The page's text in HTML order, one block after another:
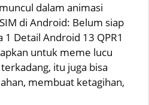
dalam animasi
di Android: Belum siap
Detail Android 13 QPR1
untuk meme lucu
itu juga bisa
membuat ketagihan,